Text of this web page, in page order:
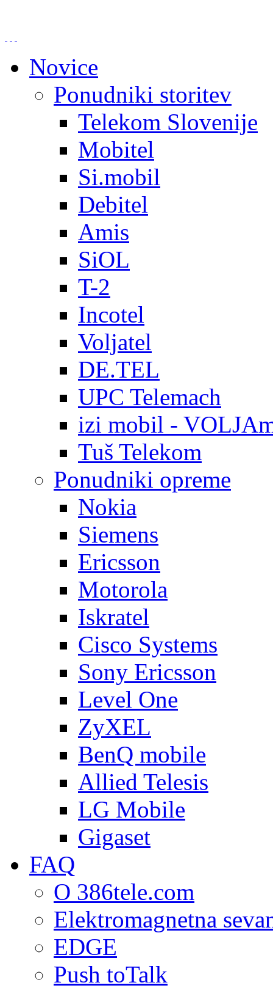
Novice
Ponudniki storitev
Telekom Slovenije
Mobitel
Si.mobil
Debitel
Amis
SiOL
T-2
Incotel
Voljatel
DE.TEL
UPC Telemach
izi mobil -
Tuš Telekom
Ponudniki opreme
Nokia
Siemens
Ericsson
Motorola
Iskratel
Cisco Systems
Sony Ericsson
Level One
ZyXEL
BenQ mobile
Allied Telesis
LG Mobile
Gigaset
FAQ
O 386tele.com
Elektromagnetna
EDGE
Push toTalk